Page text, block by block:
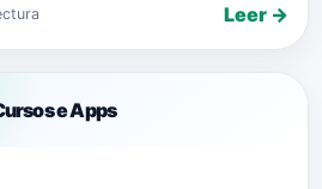
Leer →
e Apps